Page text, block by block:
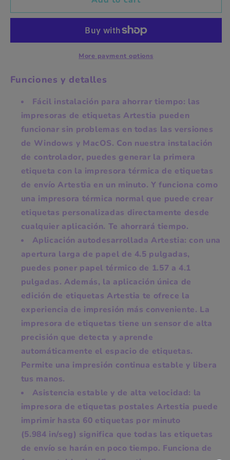
Imptesora Imptesora
4x6in
More payment options
Funciones y detalles
Fácil instalación para ahorrar tiempo: las
impresoras de etiquetas Artestia pueden
funcionar sin problemas en todas las versiones
de Windows y MacOS. Con nuestra instalación
de controlador, puedes generar la primera
etiqueta con la impresora térmica de etiquetas
de envío Artestia en un minuto. Y funciona como
una impresora térmica normal que puede crear
etiquetas personalizadas directamente desde
cualquier aplicación. Te ahorrará tiempo.
Aplicación autodesarrollada Artestia: con una
apertura larga de papel de 4.5 pulgadas,
puedes poner papel térmico de 1.57 a 4.1
pulgadas. Además, la aplicación única de
edición de etiquetas Artestia te ofrece la
experiencia de impresión más conveniente. La
impresora de etiquetas tiene un sensor de alta
precisión que detecta y aprende
automáticamente el espacio de etiquetas.
Permite una impresión continua estable y libera
tus manos.
Asistencia estable y de alta velocidad: la
impresora de etiquetas postales Artestia puede
imprimir hasta 60 etiquetas por minuto
(5.984 in/seg) significa que todas las etiquetas
de envío se harán en poco tiempo. Funciona de